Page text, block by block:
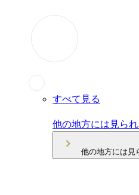
すべて見る
他の地方には見ら
他の地方には見